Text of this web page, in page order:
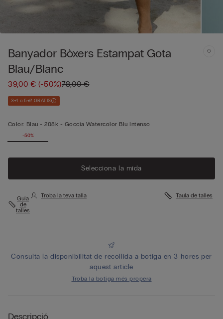
Banyador Bòxers Estampat Gota
Blau/Blanc
39,00 €(-50%)78,00 €
3+1 o 5+2 GRATIS
Color: Blau -208k - Goccia Watercolor Blu Intenso
-50%
Selecciona la mida
Guia
de
talles
Troba la teva talla Taula de talles
Consulta la disponibilitat de recollida a botiga en 3 hores per
aquest article
Troba la botiga més propera
Descripció